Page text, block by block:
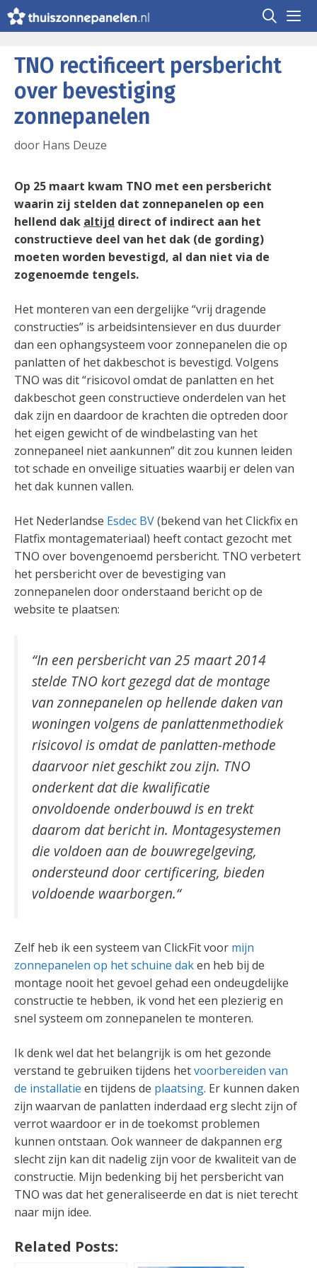
naar
inhoud
TNO rectificeert persbericht
over bevestiging
zonnepanelen
door Hans Deuze
Op 25 maart kwam TNO met een persbericht
waarin zij stelden dat zonnepanelen op een
hellend dak altijd direct of indirect aan het
constructieve deel van het dak (de gording)
moeten worden bevestigd, al dan niet via de
zogenoemde tengels.
Het monteren van een dergelijke “vrij dragende
constructies” is arbeidsintensiever en dus duurder
dan een ophangsysteem voor zonnepanelen die op
panlatten of het dakbeschot is bevestigd. Volgens
TNO was dit “risicovol omdat de panlatten en het
dakbeschot geen constructieve onderdelen van het
dak zijn en daardoor de krachten die optreden door
het eigen gewicht of de windbelasting van het
zonnepaneel niet aankunnen” dit zou kunnen leiden
tot schade en onveilige situaties waarbij er delen van
het dak kunnen vallen.
Het Nederlandse Esdec BV(bekend van het Clickfix en
Flatfix montagemateriaal) heeft contact gezocht met
TNO over bovengenoemd persbericht. TNO verbetert
het persbericht over de bevestiging van
zonnepanelen door onderstaand bericht op de
website te plaatsen:
“In een persbericht van 25 maart 2014
stelde TNO kort gezegd dat de montage
van zonnepanelen op hellende daken van
woningen volgens de panlattenmethodiek
risicovol is omdat de panlatten-methode
daarvoor niet geschikt zou zijn. TNO
onderkent dat die kwalificatie
onvoldoende onderbouwd is en trekt
daarom dat bericht in. Montagesystemen
die voldoen aan de bouwregelgeving,
ondersteund door certificering, bieden
voldoende waarborgen.“
Zelf heb ik een systeem van ClickFit voor mijn
zonnepanelen op het schuine daken heb bij de
montage nooit het gevoel gehad een ondeugdelijke
constructie te hebben, ik vond het een plezierig en
snel systeem om zonnepanelen te monteren.
Ik denk wel dat het belangrijk is om het gezonde
verstand te gebruiken tijdens hetvoorbereiden van
de installatie en tijdens de plaatsing. Er kunnen daken
zijn waarvan de panlatten inderdaad erg slecht zijn of
verrot waardoor er in de toekomst problemen
kunnen ontstaan. Ook wanneer de dakpannen erg
slecht zijn kan dit nadelig zijn voor de kwaliteit van de
constructie. Mijn bedenking bij het persbericht van
TNO was dat het generaliseerde en dat is niet terecht
naar mijn idee.
Related Posts: